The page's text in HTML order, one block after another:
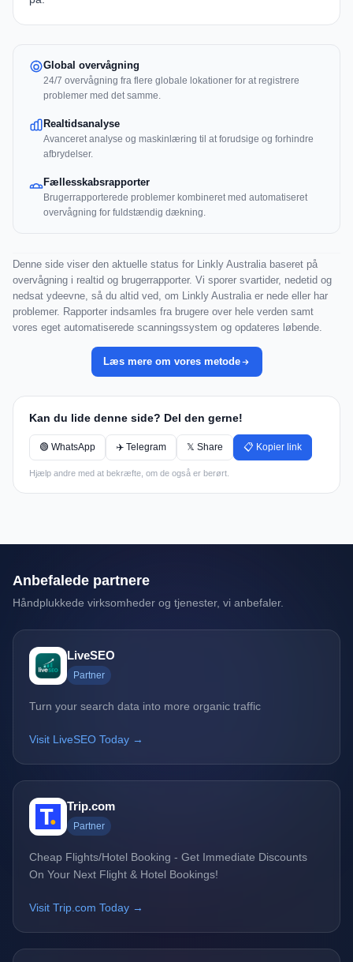
Global overvågning
24/7 overvågning fra flere globale lokationer for at registrere
problemer med det samme.
Realtidsanalyse
Avanceret analyse og maskinlæring til at forudsige og forhindre
afbrydelser.
Fællesskabsrapporter
Brugerrapporterede problemer kombineret med automatiseret
overvågning for fuldstændig dækning.
Denne side viser den aktuelle status for Linkly Australia baseret på
overvågning i realtid og brugerrapporter. Vi sporer svartider, nedetid og
nedsat ydeevne, så du altid ved, om Linkly Australia er nede eller har
problemer. Rapporter indsamles fra brugere over hele verden samt
vores eget automatiserede scanningssystem og opdateres løbende.
Læs mere om vores metode
Kan du lide denne side? Del den gerne!
🟢 WhatsApp ✈️ Telegram 𝕏 Share 📋 Kopier link
Hjælp andre med at bekræfte, om de også er berørt.
Anbefalede partnere
Håndplukkede virksomheder og tjenester, vi anbefaler.
LiveSEO
Partner
Turn your search data into more organic traffic
Visit LiveSEO Today →
Trip.com
Partner
Cheap Flights/Hotel Booking - Get Immediate Discounts
On Your Next Flight & Hotel Bookings!
Visit Trip.com Today →